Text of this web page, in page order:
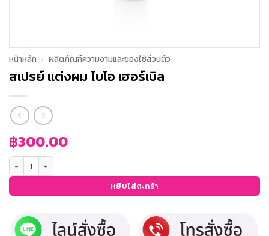
หน้าหลัก / ผลิตภัณฑ์ความงามและของใช้ส่วนตัว
สเปรย์ แต่งผม ไบโอ เฮอร์เบิล
฿300.00
จำนวน สเปรย์ แต่งผม ไบโอ เฮอร์เบิล ชิ้น
หยิบใส่ตะกร้า